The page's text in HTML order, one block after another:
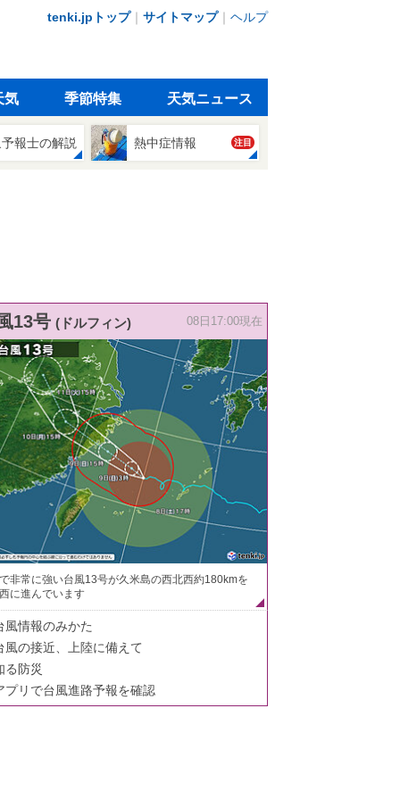
tenki.jpトップ｜ サイトマップ｜ ヘルプ
気 季節特集 天気ニュース
報士の解説 熱中症情報 注目
13号 (ドルフィン) 08日17:00現在
非常に強い台風13号が久米島の西北西約180kmを
に進んでいます
風情報のみかた
風の接近、上陸に備えて
る防災
プリで台風進路予報を確認